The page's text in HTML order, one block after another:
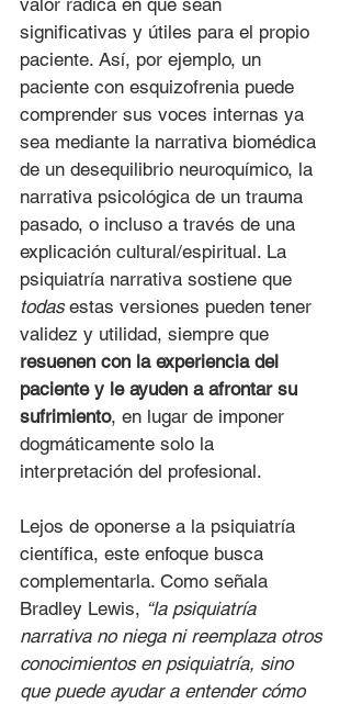
valor radica en que sean
significativas y útiles para el propio
paciente. Así, por ejemplo, un
paciente con esquizofrenia puede
comprender sus voces internas ya
sea mediante la narrativa biomédica
de un desequilibrio neuroquímico, la
narrativa psicológica de un trauma
pasado, o incluso a través de una
explicación cultural/espiritual. La
psiquiatría narrativa sostiene que
todas estas versiones pueden tener
validez y utilidad, siempre que
resuenen con la experiencia del
paciente y le ayuden a afrontar su
sufrimiento, en lugar de imponer
dogmáticamente solo la
interpretación del profesional.
Lejos de oponerse a la psiquiatría
científica, este enfoque busca
complementarla. Como señala
Bradley Lewis, “la psiquiatría
narrativa no niega ni reemplaza otros
conocimientos en psiquiatría, sino
que puede ayudar a entender cómo